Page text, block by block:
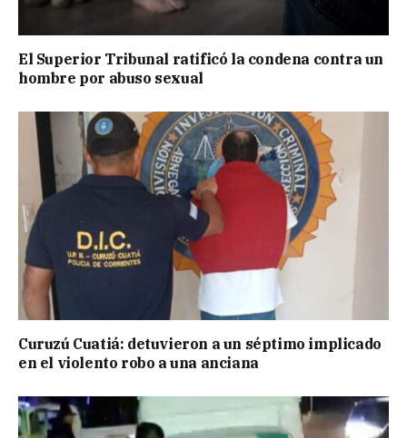
El Superior Tribunal ratificó la condena contra un
hombre por abuso sexual
Curuzú Cuatiá: detuvieron a un séptimo implicado
en el violento robo a una anciana